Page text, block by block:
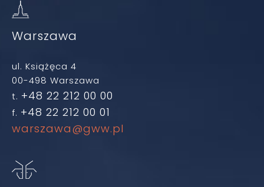
Warszawa
ul. Książęca 4
00-498 Warszawa
t. +48 22 212 00 00
f. +48 22 212 00 01
warszawa@gww.pl